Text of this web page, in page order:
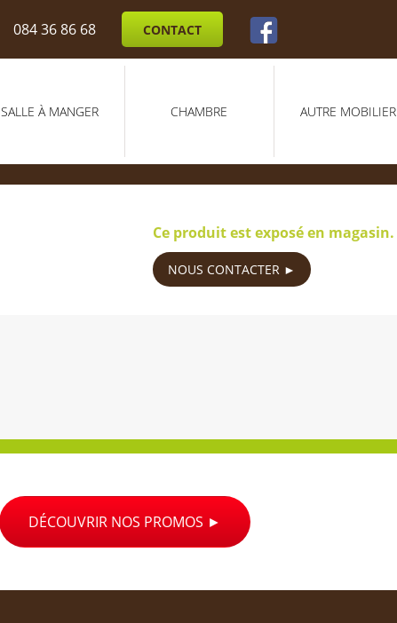
084 36 86 68 CONTACT
SALLE À MANGER CHAMBRE AUTRE MOBILIER
Ce produit est exposé en magasin.
NOUS CONTACTER
DÉCOUVRIR NOS PROMOS